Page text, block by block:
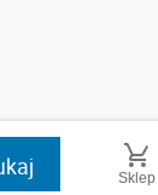
Sklep